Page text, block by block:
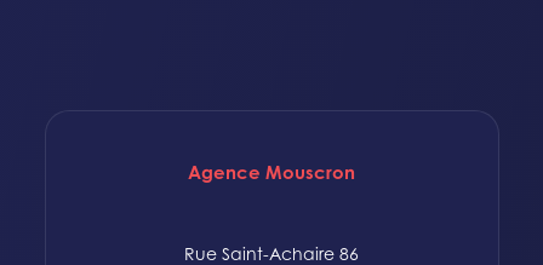
Agence Mouscron
Rue Saint-Achaire 86